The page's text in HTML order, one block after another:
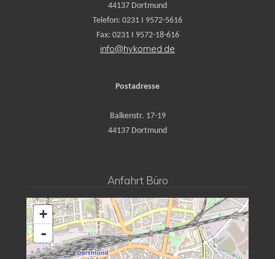
44137 Dortmund
Telefon: 0231 I 9572-5616
Fax: 0231 I 9572-18-616
info@hykomed.de
Postadresse
Balkenstr. 17-19
44137 Dortmund
Anfahrt Büro
+
-